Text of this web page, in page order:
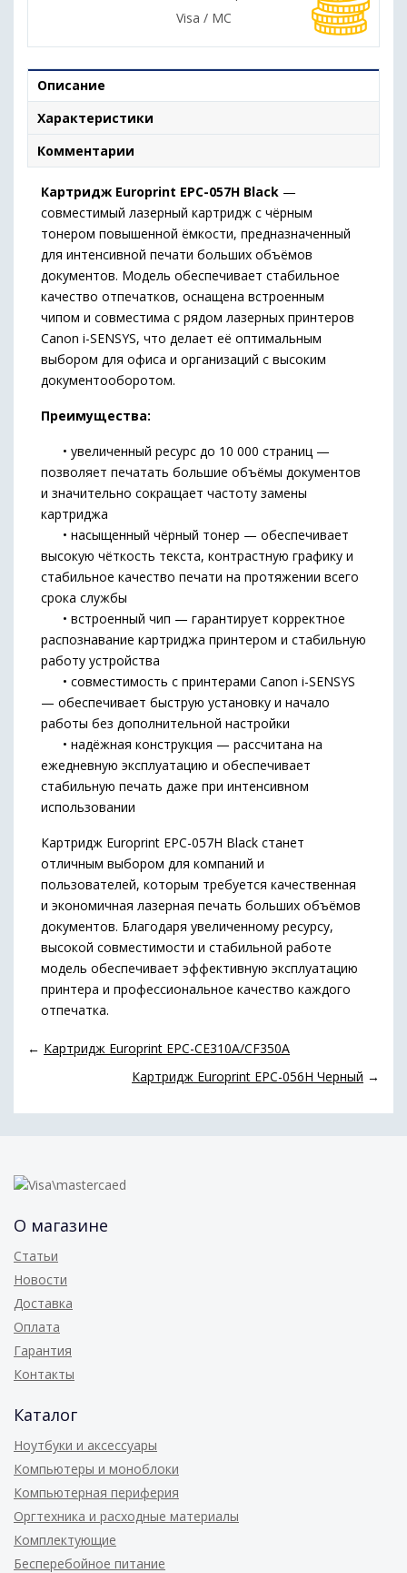
Visa / MC
Описание
Характеристики
Комментарии
Картридж Europrint EPC-057H Black —
совместимый лазерный картридж с чёрным
тонером повышенной ёмкости, предназначенный
для интенсивной печати больших объёмов
документов. Модель обеспечивает стабильное
качество отпечатков, оснащена встроенным
чипом и совместима с рядом лазерных принтеров
Canon i-SENSYS, что делает её оптимальным
выбором для офиса и организаций с высоким
документооборотом.
Преимущества:
• увеличенный ресурс до 10 000 страниц —
позволяет печатать большие объёмы документов
и значительно сокращает частоту замены
картриджа
• насыщенный чёрный тонер — обеспечивает
высокую чёткость текста, контрастную графику и
стабильное качество печати на протяжении всего
срока службы
• встроенный чип — гарантирует корректное
распознавание картриджа принтером и стабильную
работу устройства
• совместимость с принтерами Canon i-SENSYS
— обеспечивает быструю установку и начало
работы без дополнительной настройки
• надёжная конструкция — рассчитана на
ежедневную эксплуатацию и обеспечивает
стабильную печать даже при интенсивном
использовании
Картридж Europrint EPC-057H Black станет
отличным выбором для компаний и
пользователей, которым требуется качественная
и экономичная лазерная печать больших объёмов
документов. Благодаря увеличенному ресурсу,
высокой совместимости и стабильной работе
модель обеспечивает эффективную эксплуатацию
принтера и профессиональное качество каждого
отпечатка.
← Картридж Europrint EPC-CE310A/CF350A
Картридж Europrint EPC-056H Черный →
О магазине
Статьи
Новости
Доставка
Оплата
Гарантия
Контакты
Каталог
Ноутбуки и аксессуары
Компьютеры и моноблоки
Компьютерная периферия
Оргтехника и расходные материалы
Комплектующие
Бесперебойное питание